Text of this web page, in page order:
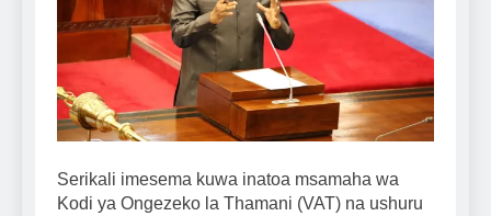
Serikali imesema kuwa inatoa msamaha wa
Kodi ya Ongezeko la Thamani (VAT) na ushuru